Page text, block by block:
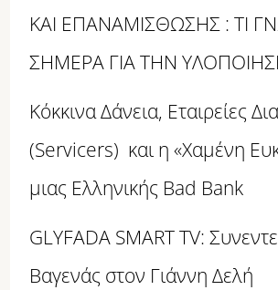
ΚΑΙ ΕΠΑΝΑΜΙΣΘΩΣΗΣ : ΤΙ
ΣΗΜΕΡΑ ΓΙΑ ΤΗΝ
Κόκκινα Δάνεια, Εταιρείες
(Servicers) και η «Χαμένη
μιας Ελληνικής Bad Bank
GLYFADA SMART TV:
Βαγενάς στον Γιάννη Δελή